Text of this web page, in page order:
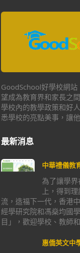
GoodSchool好學校網
望成為教育界和家長之
學校內的教學政策和好
悉學校的亮點美事，讓
最新消息
中華禮儀教
為了讓學
上，得到
流，造福下一代，香港
經學研究院和馮燊均國
目」，歡迎學校、教師
惠僑英文中